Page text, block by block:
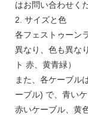
はお問い合わせく
2. サイズと色
各フェストゥーン
異なり、色も異な
ト 赤、黄青緑）
また、各ケーブル
ーブル) で、青い
赤いケーブル、黄